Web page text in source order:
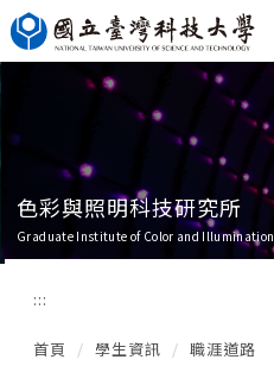
跳
到
主
容
區
色彩與照明科技研究所
Graduate Institute of Color and Illumination
:::
首頁 學生資訊 職涯道路